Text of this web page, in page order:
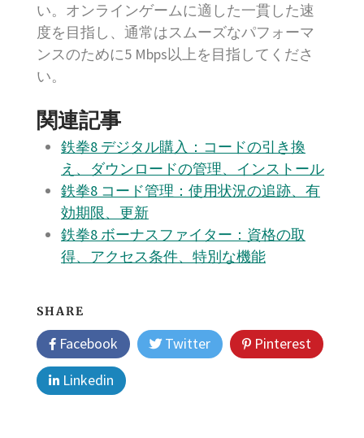
い。オンラインゲームに適した一貫した速
度を目指し、通常はスムーズなパフォーマ
ンスのために5 Mbps以上を目指してくださ
い。
関連記事
鉄拳8 デジタル購入：コードの引き換
え、ダウンロードの管理、インストール
鉄拳8 コード管理：使用状況の追跡、有
効期限、更新
鉄拳8 ボーナスファイター：資格の取
得、アクセス条件、特別な機能
SHARE
Facebook Twitter
Pinterest
Linkedin